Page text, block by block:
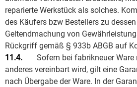
reparierte Werkstück als solches.
des Käufers bzw Bestellers zu
Geltendmachung von
Rückgriff gemäß § 933b ABGB auf
11.4.
Sofern bei fabrikneuer
anderes vereinbart wird, gilt eine
nach Übergabe der Ware. In der